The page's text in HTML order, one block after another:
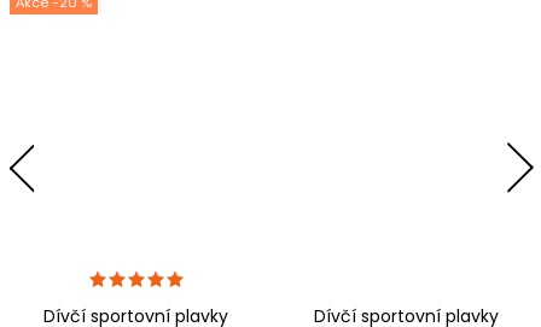
Dívčí sportovní plavky
Dívčí sportovní plavky